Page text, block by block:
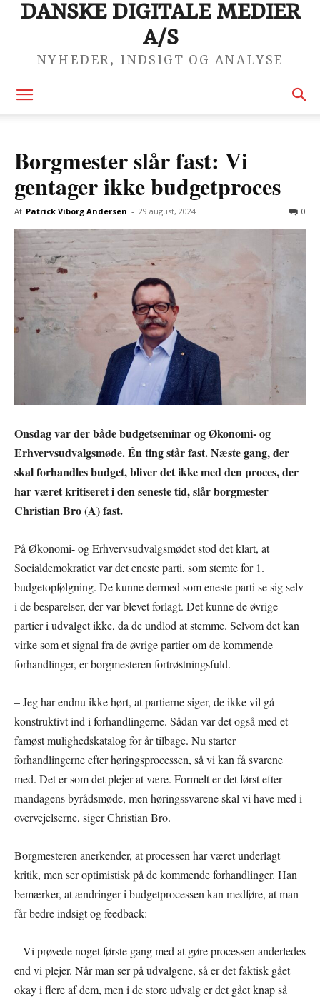
DANSKE DIGITALE MEDIER
A/S
NYHEDER, INDSIGT OG ANALYSE
Borgmester slår fast: Vi
gentager ikke budgetproces
Af Patrick Viborg Andersen - 29 august, 2024 0
Onsdag var der både budgetseminar og Økonomi- og
Erhvervsudvalgsmøde. Én ting står fast. Næste gang, der
skal forhandles budget, bliver det ikke med den proces, der
har været kritiseret i den seneste tid, slår borgmester
Christian Bro (A) fast.
På Økonomi- og Erhvervsudvalgsmødet stod det klart, at
Socialdemokratiet var det eneste parti, som stemte for 1.
budgetopfølgning. De kunne dermed som eneste parti se sig selv
i de besparelser, der var blevet forlagt. Det kunne de øvrige
partier i udvalget ikke, da de undlod at stemme. Selvom det kan
virke som et signal fra de øvrige partier om de kommende
forhandlinger, er borgmesteren fortrøstningsfuld.
– Jeg har endnu ikke hørt, at partierne siger, de ikke vil gå
konstruktivt ind i forhandlingerne. Sådan var det også med et
famøst mulighedskatalog for år tilbage. Nu starter
forhandlingerne efter høringsprocessen, så vi kan få svarene
med. Det er som det plejer at være. Formelt er det først efter
mandagens byrådsmøde, men høringssvarene skal vi have med i
overvejelserne, siger Christian Bro.
Borgmesteren anerkender, at processen har været underlagt
kritik, men ser optimistisk på de kommende forhandlinger. Han
bemærker, at ændringer i budgetprocessen kan medføre, at man
får bedre indsigt og feedback:
– Vi prøvede noget første gang med at gøre processen anderledes
end vi plejer. Når man ser på udvalgene, så er det faktisk gået
okay i flere af dem, men i de store udvalg er det gået knap så